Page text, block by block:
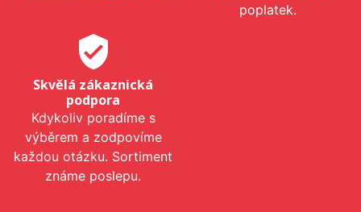
poplatek.
verified_user
Skvělá zákaznická
podpora
Kdykoliv poradíme s
výběrem a zodpovíme
každou otázku. Sortiment
známe poslepu.